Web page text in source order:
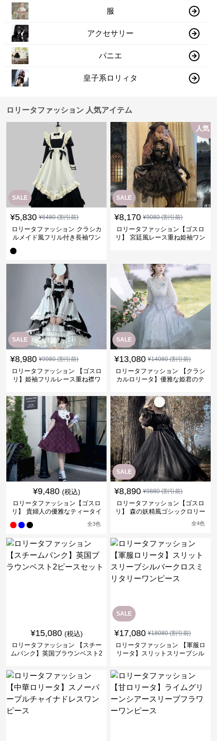
服
アクセサリー
パニエ
皇子系ロリィタ
ロリータファッション 人気アイテム
SALE
¥5,830 ¥6480(割引前)
ロリータファッション クラシカ
ルメイド風フリル付き長袖ワン
SALE
人気
¥8,170 ¥9080(割引前)
ロリータファッション【ゴスロ
リ】 宮廷風レース重ね姫袖ワン
SALE
¥8,980 ¥9980(割引前)
ロリータファッション 【ゴスロ
リ】姫袖フリルレース重ね襟ワ
SALE
¥13,080 ¥14080(割引前)
ロリータファッション 【クラシ
カルロリータ】優雅な姫君のテ
¥9,480 (税込)
ロリータファッション【ゴスロ
リ】 貴婦人の優雅なティータイ
全3色
SALE
¥8,890 ¥9880(割引前)
ロリータファッション【ゴスロ
リ】 森の妖精風ゴシックロリー
全4色
¥15,080 (税込)
ロリータファッション 【スチー
ムパンク】英国ブラウンベスト2
SALE
¥17,080 ¥18080(割引前)
ロリータファッション 【軍服ロ
リータ】スリットスリーブシル